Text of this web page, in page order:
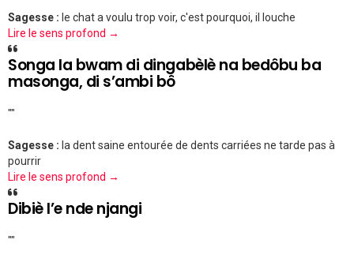
Sagesse : le chat a voulu trop voir, c'est pourquoi, il louche
Lire le sens profond →
Songa la bwam di dingabèlè na bedôbu ba
masonga, di s’ambi bô
""
Sagesse : la dent saine entourée de dents carriées ne tarde pas à
pourrir
Lire le sens profond →
Dibiè l’e nde njangi
""